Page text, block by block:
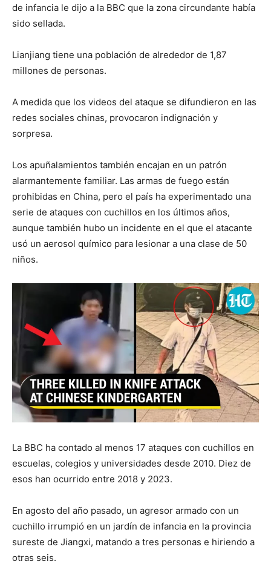
de infancia le dijo a la BBC que la zona circundante había
sido sellada.
Lianjiang tiene una población de alrededor de 1,87
millones de personas.
A medida que los videos del ataque se difundieron en las
redes sociales chinas, provocaron indignación y
sorpresa.
Los apuñalamientos también encajan en un patrón
alarmantemente familiar. Las armas de fuego están
prohibidas en China, pero el país ha experimentado una
serie de ataques con cuchillos en los últimos años,
aunque también hubo un incidente en el que el atacante
usó un aerosol químico para lesionar a una clase de 50
niños.
La BBC ha contado al menos 17 ataques con cuchillos en
escuelas, colegios y universidades desde 2010. Diez de
esos han ocurrido entre 2018 y 2023.
En agosto del año pasado, un agresor armado con un
cuchillo irrumpió en un jardín de infancia en la provincia
sureste de Jiangxi, matando a tres personas e hiriendo a
otras seis.